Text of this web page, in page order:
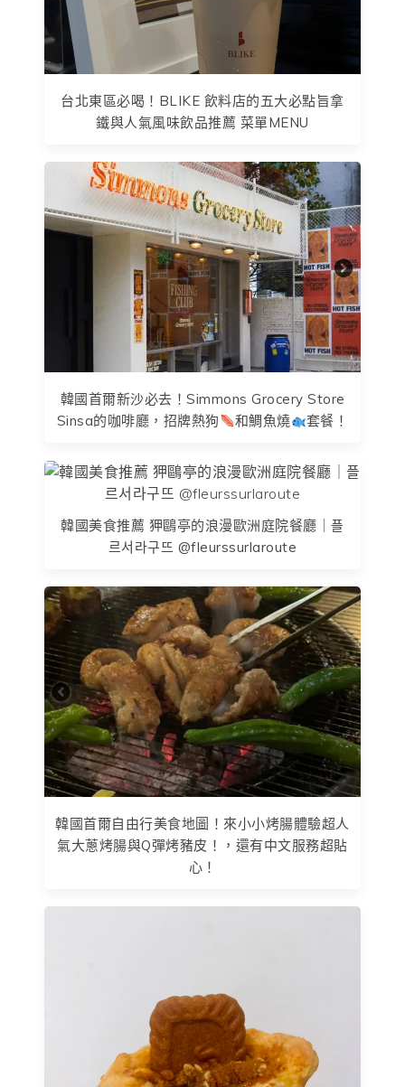
台北東區必喝！BLIKE 飲料店的五大必點旨拿
鐵與人氣風味飲品推薦 菜單MENU
韓國首爾新沙必去！Simmons Grocery Store
Sinsa的咖啡廳，招牌熱狗
和鯛魚燒 套餐！
韓國美食推薦 狎鷗亭的浪漫歐洲庭院餐廳｜플
르서라구뜨 @fleurssurlaroute
韓國首爾自由行美食地圖！來小小烤腸體驗超人
氣大蔥烤腸與Q彈烤豬皮！，還有中文服務超貼
心！